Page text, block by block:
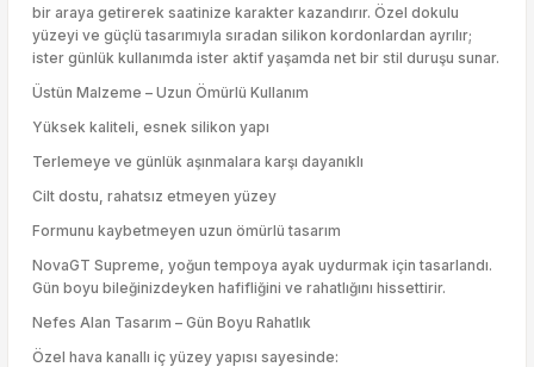
bir araya getirerek saatinize karakter kazandırır. Özel dokulu
yüzeyi ve güçlü tasarımıyla sıradan silikon kordonlardan ayrılır;
ister günlük kullanımda ister aktif yaşamda net bir stil duruşu sunar.
Üstün Malzeme – Uzun Ömürlü Kullanım
Yüksek kaliteli, esnek silikon yapı
Terlemeye ve günlük aşınmalara karşı dayanıklı
Cilt dostu, rahatsız etmeyen yüzey
Formunu kaybetmeyen uzun ömürlü tasarım
NovaGT Supreme, yoğun tempoya ayak uydurmak için tasarlandı.
Gün boyu bileğinizdeyken hafifliğini ve rahatlığını hissettirir.
Nefes Alan Tasarım – Gün Boyu Rahatlık
Özel hava kanallı iç yüzey yapısı sayesinde: